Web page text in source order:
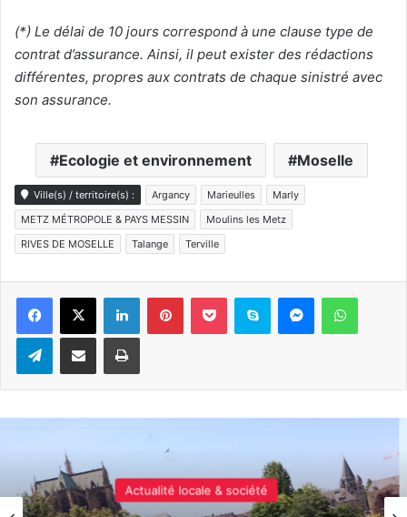
(*) Le délai de 10 jours correspond à une clause type de
contrat d’assurance. Ainsi, il peut exister des rédactions
différentes, propres aux contrats de chaque sinistré avec
son assurance.
Ecologie et environnement Moselle
Ville(s) / territoire(s) : Argancy Marieulles
Marly
METZ MÉTROPOLE & PAYS MESSIN
Moulins les Metz
RIVES DE MOSELLE
Talange Terville
LinkedinPinterestPocket Skype Messenger
TelegramPartager par e-mail Imprimer
Actualité locale & société